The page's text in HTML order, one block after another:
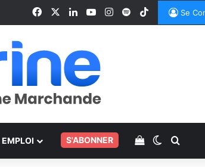
FacebookLinkedinYouTubeInstagram
SpotifyTikTok Se
EMPLOI S'ABONNER Voir votre
Switch